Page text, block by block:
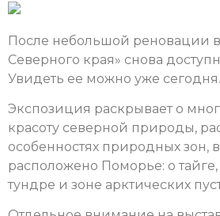
После небольшой реновации
Северного края» снова
Увидеть ее можно уже сегодня.
Экспозиция раскрывает о
красоту северной природы,
особенностях природных зон,
расположено Поморье: о тайге,
тундре и зоне арктических